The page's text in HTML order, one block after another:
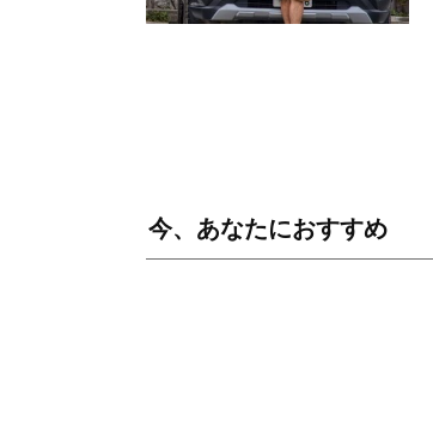
今、あなたにおすすめ